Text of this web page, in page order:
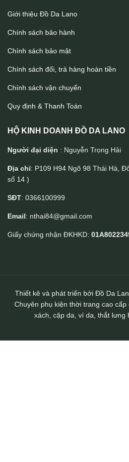
Giới thiệu Đồ Da Lano
Chính sách bảo hành
Chính sách bảo mật
Chính sách đổi, trả hàng hoàn tiền
Chính sách vận chuyển
Quy định & Thanh Toán
HỘ KINH DOANH ĐỒ DA LANO
Người đại diện : Nguyễn Trọng Hải
Địa chỉ: P109 H94 Ngõ 98 Thái Hà,
số 14 )
SĐT: 0366100999
Email: nthai84@gmail.com
Giấy chứng nhận ĐKHKD:
Thiết kê và phát triển bởi Đồ Da
Chuyên phụ kiện thời trang cao
xách, cặp da, ví da, thắt lưng